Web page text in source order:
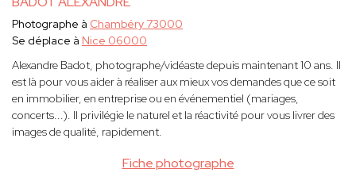
Fiche photographe
Photographe à Chambéry 73000
Se déplace à Nice 06000
Alexandre Badot, photographe/vidéaste depuis maintenant 10 ans. Il
est là pour vous aider à réaliser aux mieux vos demandes que ce soit
en immobilier, en entreprise ou en événementiel (mariages,
concerts...). Il privilégie le naturel et la réactivité pour vous livrer des
images de qualité, rapidement.